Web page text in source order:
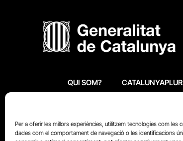
Per a oferir les millors experiències, utilitzem tecnologies com les
dades com el comportament de navegació o les identificacions
QUI SOM?